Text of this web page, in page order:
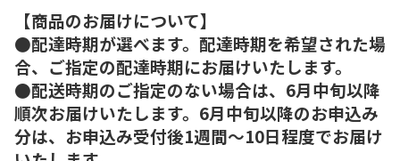
【商品のお届けについて】
●配達時期が選べます。配達時期を希望された場
合、ご指定の配達時期にお届けいたします。
●配送時期のご指定のない場合は、6月中旬以降
順次お届けいたします。6月中旬以降のお申込み
分は、お申込み受付後1週間～10日程度でお届け